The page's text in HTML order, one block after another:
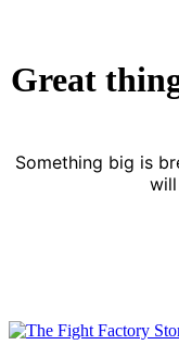
Great
Something big is